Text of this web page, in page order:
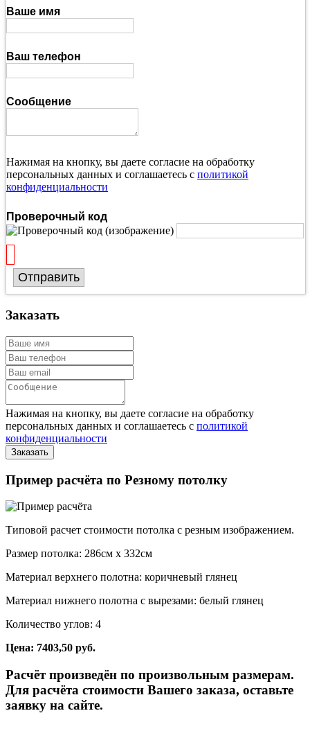
Ваше имя
Ваш телефон
Сообщение
Нажимая на кнопку, вы даете согласие на обработку
персональных данных и соглашаетесь с политикой
конфиденциальности
Проверочный код
Отправить
Заказать
Нажимая на кнопку, вы даете согласие на обработку
персональных данных и соглашаетесь с политикой
конфиденциальности
Пример расчёта по Резному потолку
Типовой расчет стоимости потолка с резным изображением.
Размер потолка: 286см x 332см
Материал верхнего полотна: коричневый глянец
Материал нижнего полотна с вырезами: белый глянец
Количество углов: 4
Цена: 7403,50 руб.
Расчёт произведён по произвольным размерам.
Для расчёта стоимости Вашего заказа, оставьте
заявку на сайте.